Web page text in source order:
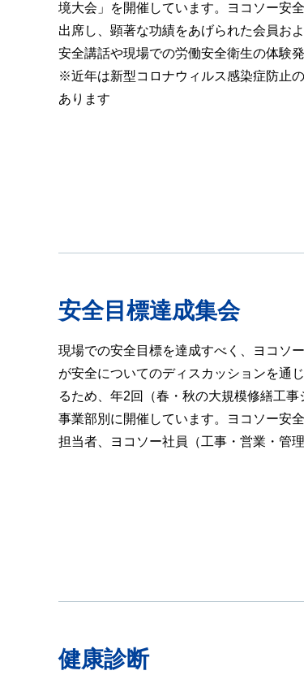
境大会」を開催しています。ヨコソー安
出席し、顕著な功績をあげられた会員お
安全講話や現場での労働安全衛生の体験
※近年は新型コロナウィルス感染症防止
あります
安全目標達成集会
現場での安全目標を達成すべく、ヨコソ
が安全についてのディスカッションを通
るため、年2回（春・秋の大規模修繕工
事業部別に開催しています。ヨコソー安
担当者、ヨコソー社員（工事・営業・管
健康診断